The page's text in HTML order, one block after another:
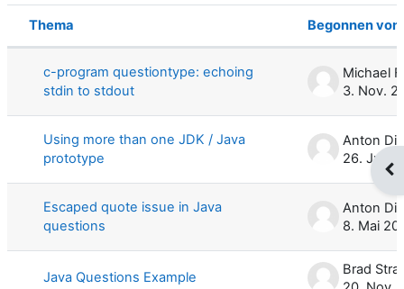
Liste der Themen - 100 von 548
Status
Thema Begonnen von
c-program questiontype: echoing
stdin to stdout
Michael
3. Nov.
Using more than one JDK / Java
prototype
Anton Dil
26. Juni
Escaped quote issue in Java
questions
Anton Dil
8. Mai
Java Questions Example
Brad